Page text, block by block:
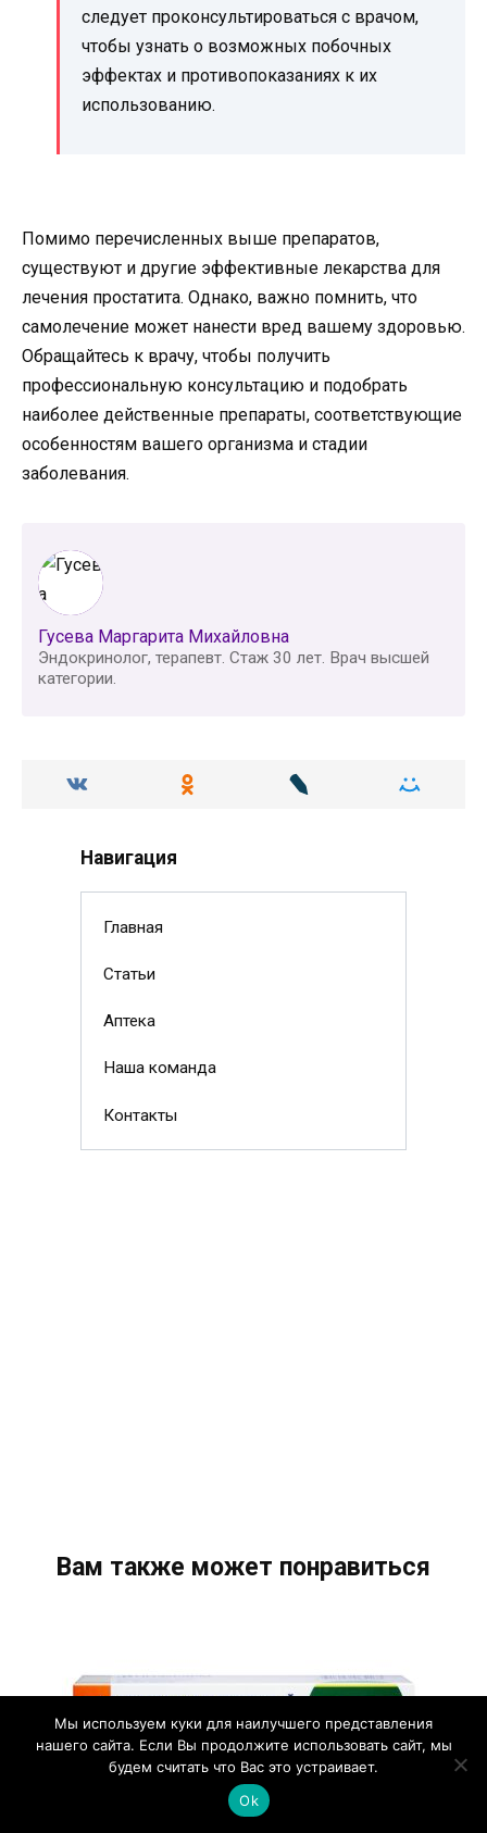
следует проконсультироваться с врачом,
чтобы узнать о возможных побочных
эффектах и противопоказаниях к их
использованию.
Помимо перечисленных выше препаратов,
существуют и другие эффективные лекарства для
лечения простатита. Однако, важно помнить, что
самолечение может нанести вред вашему здоровью.
Обращайтесь к врачу, чтобы получить
профессиональную консультацию и подобрать
наиболее действенные препараты, соответствующие
особенностям вашего организма и стадии
заболевания.
Гусева Маргарита Михайловна
Эндокринолог, терапевт. Стаж 30 лет. Врач высшей
категории.
Навигация
Главная
Статьи
Аптека
Наша команда
Контакты
Вам также может понравиться
Мы используем куки для наилучшего представления
нашего сайта. Если Вы продолжите использовать сайт, мы
будем считать что Вас это устраивает.
Ok